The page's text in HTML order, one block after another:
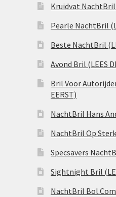
Kruidvat NachtBril
Pearle NachtBril
Beste NachtBril
Avond Bril (LEES
Bril Voor
EERST)
NachtBril Hans
NachtBril Op
Specsavers
Sightnight Bril
NachtBril Bol.Com